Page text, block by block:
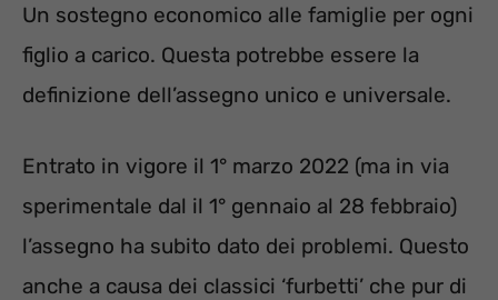
Un sostegno economico alle famiglie per ogni
figlio a carico. Questa potrebbe essere la
definizione dell’assegno unico e universale.
Entrato in vigore il 1° marzo 2022 (ma in via
sperimentale dal il 1° gennaio al 28 febbraio)
l’assegno ha subito dato dei problemi. Questo
anche a causa dei classici ‘furbetti’ che pur di